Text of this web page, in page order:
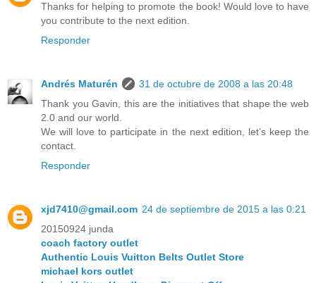
Thanks for helping to promote the book! Would love to have
you contribute to the next edition.
Responder
Andrés Maturén
31 de octubre de 2008 a las 20:48
Thank you Gavin, this are the initiatives that shape the web
2.0 and our world.
We will love to participate in the next edition, let’s keep the
contact.
Responder
xjd7410@gmail.com 24 de septiembre de 2015 a las 0:21
20150924 junda
coach factory outlet
Authentic Louis Vuitton Belts Outlet Store
michael kors outlet